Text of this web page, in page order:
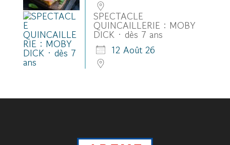
SPECTACLE
QUINCAILLERIE : MOBY
DICK · dès 7 ans
12 Août 26